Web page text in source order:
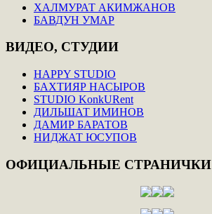
ХАЛМУРАТ АКИМЖАНОВ
БАВДУН УМАР
ВИДЕО, СТУДИИ
HAPPY STUDIO
БАХТИЯР НАСЫРОВ
STUDIO KonkURent
ДИЛЬШАТ ИМИНОВ
ДАМИР БАРАТОВ
НИДЖАТ ЮСУПОВ
ОФИЦИАЛЬНЫЕ СТРАНИЧКИ